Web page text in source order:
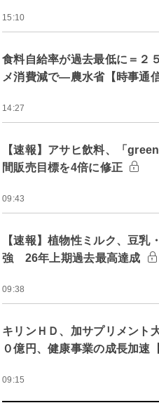
15:10
食料自給率が過去最低に＝２
メ消費減で―農水省【時事通
14:27
【速報】アサヒ飲料、「
間販売目標を4倍に修正
09:43
【速報】植物性ミルク、豆乳
強 26年上期過去最高達成
09:38
キリンＨＤ、加サプリメント
０億円、健康事業の成長加速
09:15